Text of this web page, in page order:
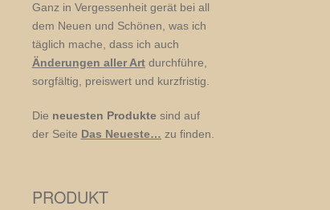
Ganz in Vergessenheit gerät bei all
dem Neuen und Schönen, was ich
täglich mache, dass ich auch
Änderungen aller Artdurchführe,
sorgfältig, preiswert und kurzfristig.
Die neuesten Produktesind auf
der Seite Das Neueste… zu finden.
PRODUKT